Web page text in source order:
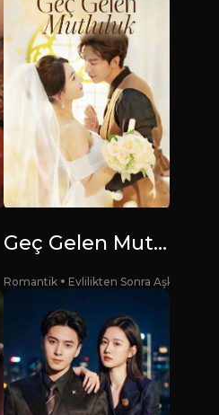
Geç Gelen Mutluluk
Romantik Evlilikten Sonra Aşk